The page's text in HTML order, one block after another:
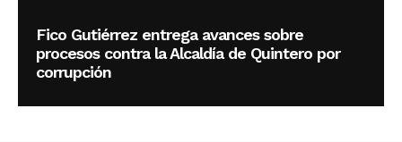
Fico Gutiérrez entrega avances sobre
procesos contra la Alcaldía de Quintero por
corrupción